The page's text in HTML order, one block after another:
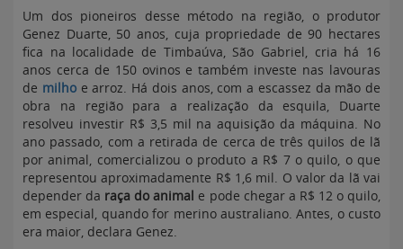
Um dos pioneiros desse método na região, o produtor
Genez Duarte, 50 anos, cuja propriedade de 90 hectares
fica na localidade de Timbaúva, São Gabriel, cria há 16
anos cerca de 150 ovinos e também investe nas lavouras
de milhoe arroz. Há dois anos, com a escassez da mão de
obra na região para a realização da esquila, Duarte
resolveu investir R$ 3,5 mil na aquisição da máquina. No
ano passado, com a retirada de cerca de três quilos de lã
por animal, comercializou o produto a R$ 7 o quilo, o que
representou aproximadamente R$ 1,6 mil. O valor da lã vai
depender da raça do animal e pode chegar a R$ 12 o quilo,
em especial, quando for merino australiano. Antes, o custo
era maior, declara Genez.